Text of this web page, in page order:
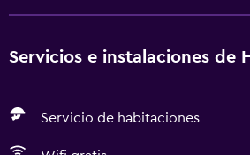
Servicios e instalaciones de
Servicio de habitaciones